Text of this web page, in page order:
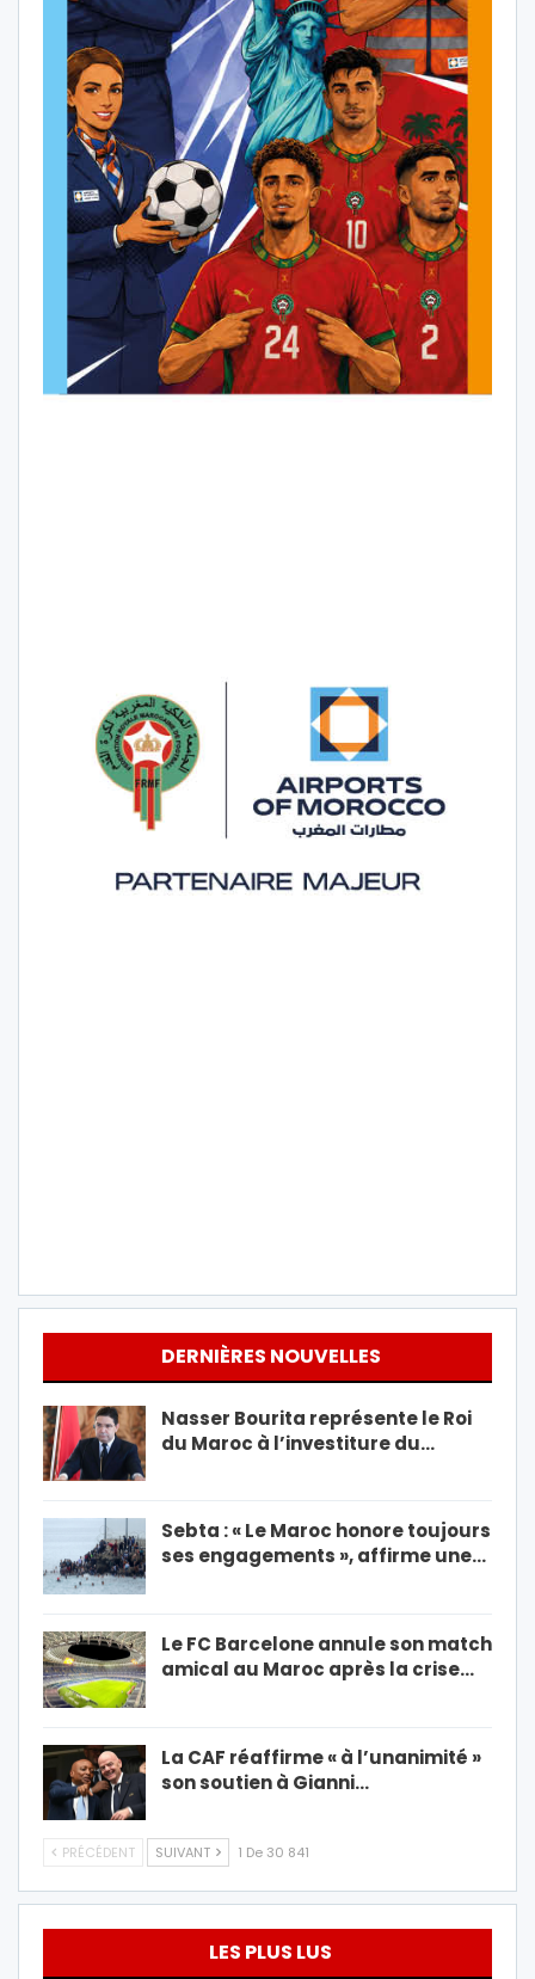
DERNIÈRES NOUVELLES
Nasser Bourita représente le Roi
du Maroc à l’investiture du…
Sebta : « Le Maroc honore toujours
ses engagements », affirme une…
Le FC Barcelone annule son match
amical au Maroc après la crise…
La CAF réaffirme « à l’unanimité »
son soutien à Gianni…
PRÉCÉDENT SUIVANT 1 De 30 841
LES PLUS LUS